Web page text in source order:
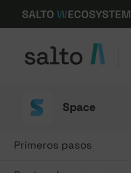
Space
Primeros pasos